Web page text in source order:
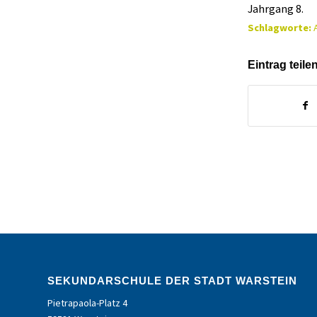
Jahrgang 8.
Schlagworte:
Eintrag teilen
SEKUNDARSCHULE DER STADT WARSTEIN
Pietrapaola-Platz 4